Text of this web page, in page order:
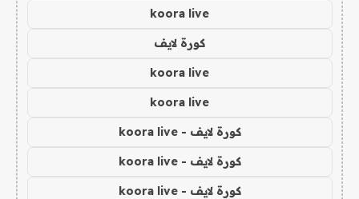
koora live
كورة لايف
koora live
koora live
كورة لايف - koora live
كورة لايف - koora live
كورة لايف - koora live